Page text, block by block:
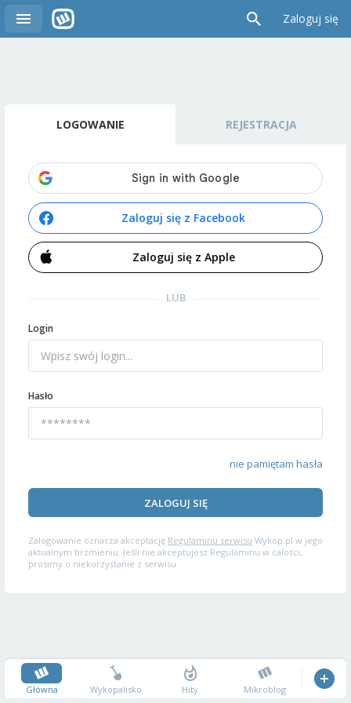
Zaloguj się
LOGOWANIE REJESTRACJA
Zaloguj się z Facebook
Zaloguj się z Apple
LUB
Login
Hasło
nie pamiętam hasła
ZALOGUJ SIĘ
Zalogowanie oznacza akceptację Regulaminu serwisu Wykop.pl w jego
aktualnym brzmieniu. Jeśli nie akceptujesz Regulaminu w całości,
prosimy o niekorzystanie z serwisu.
Główna Wykopalisko Hity Mikroblog